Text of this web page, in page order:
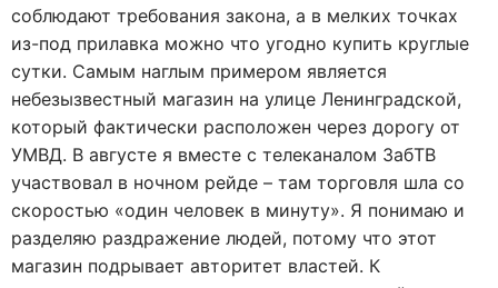
соблюдают требования закона, а в мелких точках
из-под прилавка можно что угодно купить круглые
сутки. Самым наглым примером является
небезызвестный магазин на улице Ленинградской,
который фактически расположен через дорогу от
УМВД. В августе я вместе с телеканалом ЗабТВ
участвовал в ночном рейде – там торговля шла со
скоростью «один человек в минуту». Я понимаю и
разделяю раздражение людей, потому что этот
магазин подрывает авторитет властей. К